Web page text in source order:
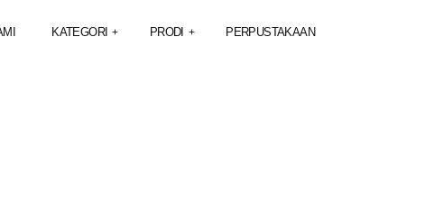
PERPUSTAKAAN
PRODI +
KATEGORI +